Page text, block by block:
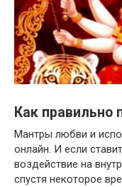
Как правильно
Мантры любви и
онлайн. И если
воздействие на
спустя некоторое